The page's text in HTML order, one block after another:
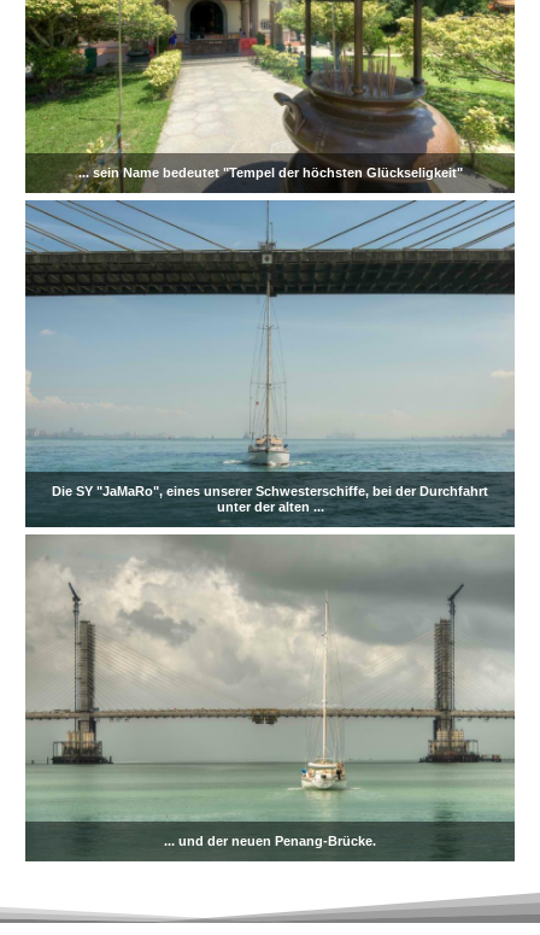
... sein Name bedeutet "Tempel der höchsten Glückseligkeit"
Die SY "JaMaRo", eines unserer Schwesterschiffe, bei der Durchfahrt
unter der alten ...
... und der neuen Penang-Brücke.